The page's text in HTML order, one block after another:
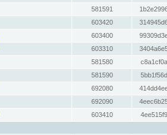
581591
603420
603400
603310
581580
581590
692080
692090
603410